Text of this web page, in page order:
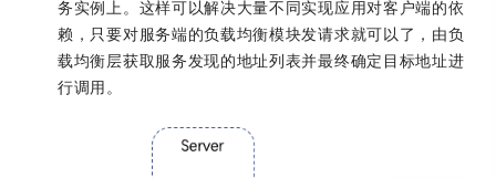
务实例上。这样可以解决大量不同实现应用对客户端的依
赖，只要对服务端的负载均衡模块发请求就可以了，由负
载均衡层获取服务发现的地址列表并最终确定目标地址进
行调用。